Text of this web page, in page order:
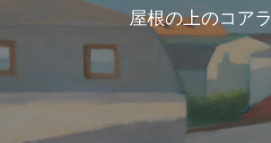
屋根の上のコアラ